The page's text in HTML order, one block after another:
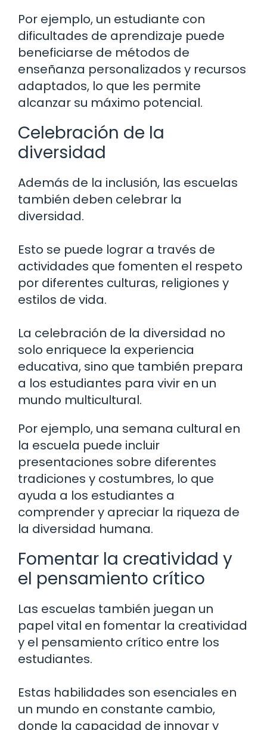
Por ejemplo, un estudiante con
dificultades de aprendizaje puede
beneficiarse de métodos de
enseñanza personalizados y recursos
adaptados, lo que les permite
alcanzar su máximo potencial.
Celebración de la
diversidad
Además de la inclusión, las escuelas
también deben celebrar la
diversidad.
Esto se puede lograr a través de
actividades que fomenten el respeto
por diferentes culturas, religiones y
estilos de vida.
La celebración de la diversidad no
solo enriquece la experiencia
educativa, sino que también prepara
a los estudiantes para vivir en un
mundo multicultural.
Por ejemplo, una semana cultural en
la escuela puede incluir
presentaciones sobre diferentes
tradiciones y costumbres, lo que
ayuda a los estudiantes a
comprender y apreciar la riqueza de
la diversidad humana.
Fomentar la creatividad y
el pensamiento crítico
Las escuelas también juegan un
papel vital en fomentar la creatividad
y el pensamiento crítico entre los
estudiantes.
Estas habilidades son esenciales en
un mundo en constante cambio,
donde la capacidad de innovar y